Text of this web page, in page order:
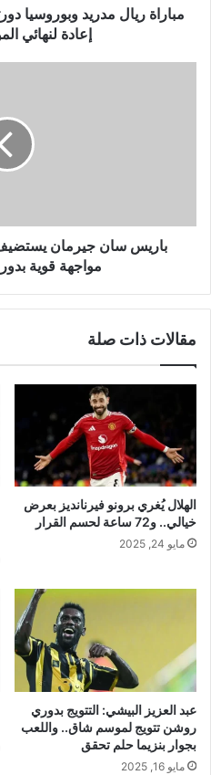
إعادة
مباراة ريال مدريد وبوروسيا
إعادة لنهائي
في
مواجهة
أبطال
باريس سان جيرمان
مواجهة قوية
مقالات ذات صلة
الهلال يُغري برونو فيرنانديز بعرض
خيالي.. و72 ساعة لحسم القرار
مايو 24, 2025
عبد العزيز البيشي: التتويج بدوري
روشن تتويج لموسم شاق.. واللعب
بجوار بنزيما حلم تحقق
مايو 16, 2025